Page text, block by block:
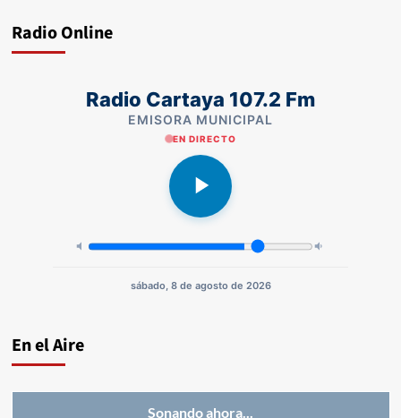
Radio Online
Radio Cartaya 107.2 Fm
EMISORA MUNICIPAL
EN DIRECTO
sábado, 8 de agosto de 2026
En el Aire
Sonando ahora...